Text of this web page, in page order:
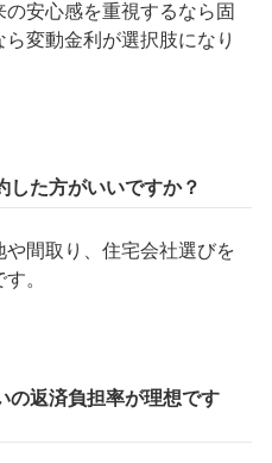
安心感を重視するなら固
変動金利が選択肢になり
した方がいいですか？
間取り、住宅会社選びを
。
の返済負担率が理想です